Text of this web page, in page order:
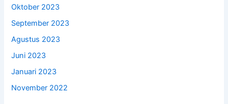
Oktober 2023
September 2023
Agustus 2023
Juni 2023
Januari 2023
November 2022